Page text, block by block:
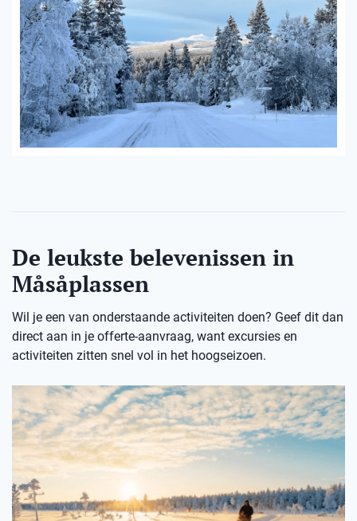
De leukste belevenissen in
Måsåplassen
Wil je een van onderstaande activiteiten doen? Geef dit dan
direct aan in je offerte-aanvraag, want excursies en
activiteiten zitten snel vol in het hoogseizoen.